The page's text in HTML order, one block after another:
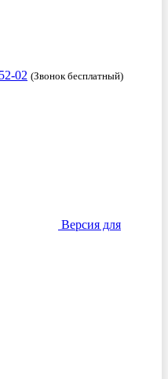
02 (Звонок бесплатный)
Версия для